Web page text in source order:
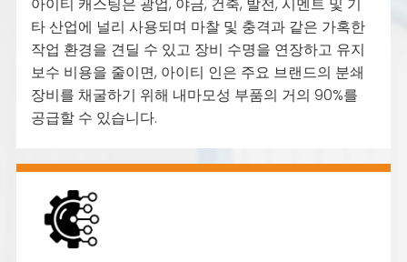
아이티 캐스팅은 광업, 야금, 건축, 발전, 시멘트 및 기
타 산업에 널리 사용되며 마찰 및 충격과 같은 가혹한
작업 환경을 견딜 수 있고 장비 수명을 연장하고 유지
보수 비용을 줄이면, 아이티 인은 주요 브랜드의 분쇄
장비를 채굴하기 위해 내마모성 부품의 거의 90%를
공급할 수 있습니다.